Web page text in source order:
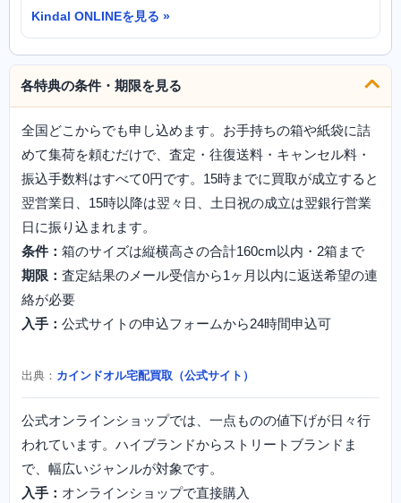
Kindal ONLINEを見る
各特典の条件・期限を見る
全国どこからでも申し込めます。お手持ちの箱や紙袋に詰
めて集荷を頼むだけで、査定・往復送料・キャンセル料・
振込手数料はすべて0円です。15時までに買取が成立すると
翌営業日、15時以降は翌々日、土日祝の成立は翌銀行営業
日に振り込まれます。
条件： 箱のサイズは縦横高さの合計160cm以内・2箱まで
期限： 査定結果のメール受信から1ヶ月以内に返送希望の連
絡が必要
入手： 公式サイトの申込フォームから24時間申込可
出典： カインドオル宅配買取（公式サイト）
公式オンラインショップでは、一点ものの値下げが日々行
われています。ハイブランドからストリートブランドま
で、幅広いジャンルが対象です。
入手： オンラインショップで直接購入